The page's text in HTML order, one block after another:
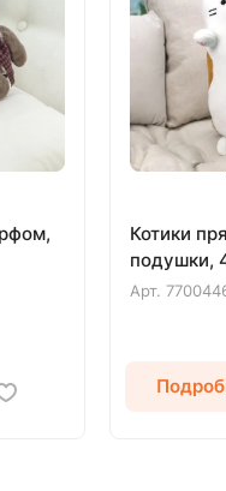
Котики
подушки,
Арт.